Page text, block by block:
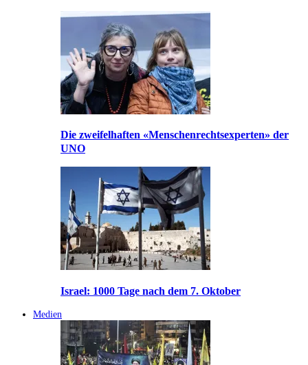
Die zweifelhaften «Menschenrechtsexperten» der
UNO
Israel: 1000 Tage nach dem 7. Oktober
Medien